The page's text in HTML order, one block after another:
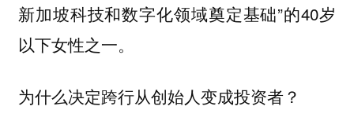
新加坡科技和数字化领域奠定基础”的40岁
以下女性之一。
为什么决定跨行从创始人变成投资者？